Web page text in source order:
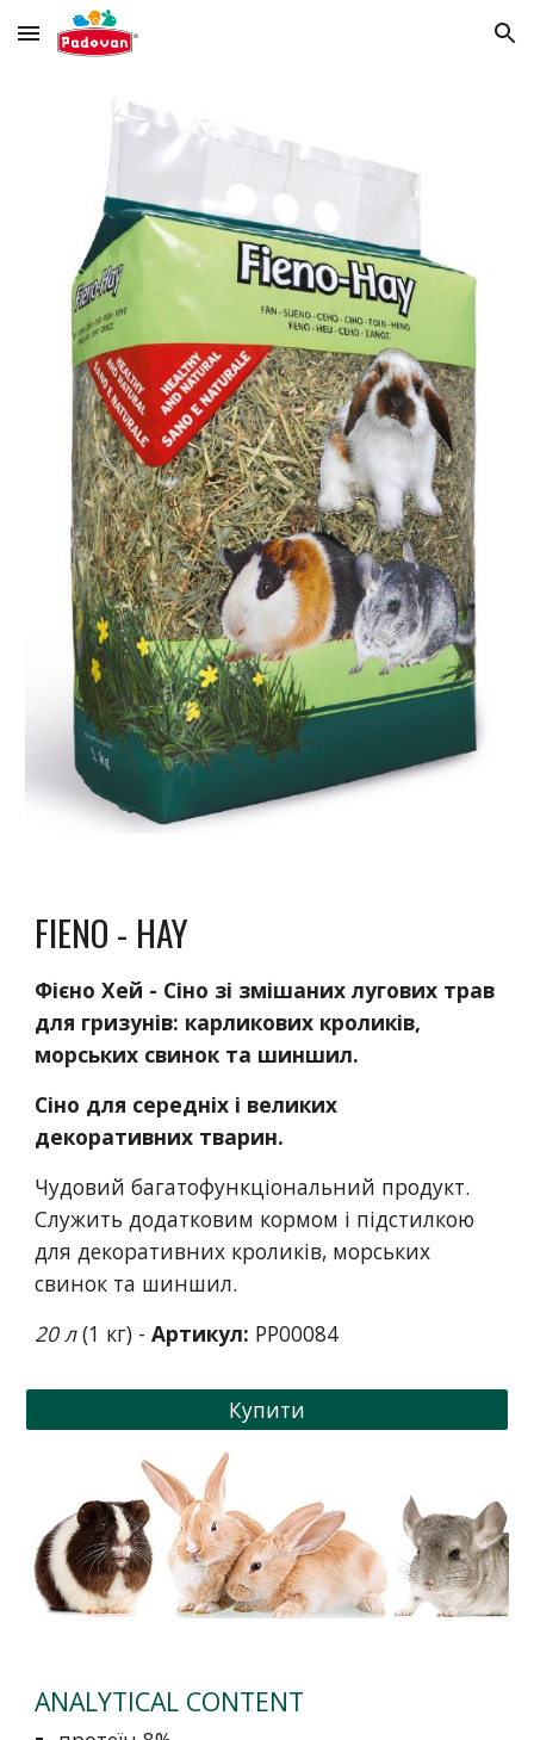
Skip to main content Skip to navigation
FIENO - HAY
Фієно Хей - Сіно зі змішаних лугових трав
для гризунів: карликових кроликів,
морських свинок та шиншил.
Сіно для середніх і великих
декоративних тварин.
Чудовий багатофункціональний продукт.
Служить додатковим кормом і підстилкою
для декоративних кроликів, морських
свинок та шиншил.
20 л(1 кг) -Артикул: PP00084
Купити
ANALYTICAL CONTENT